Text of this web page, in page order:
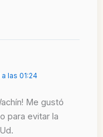
las 01:24
Me gustó
para evitar la